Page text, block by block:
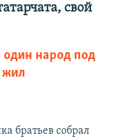
свой
народ под
жил
братьев собрал